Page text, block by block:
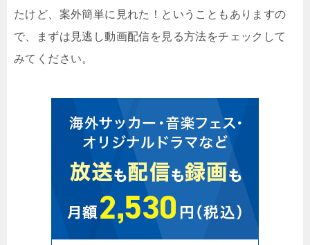
たけど、案外簡単に見れた！ということもありますの
で、まずは見逃し動画配信を見る方法をチェックして
みてください。